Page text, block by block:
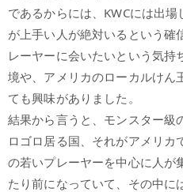
であるからには、KWCには出
が上手い人が絶対いるという
レーヤーに会いたいという気
境や、アメリカのローカルけん
ても興味がありました。
結果から言うと、モンスター級
ロゴロ居る国、それがアメリ
の若いプレーヤーを中心に人が
たり前になっていて、その中に